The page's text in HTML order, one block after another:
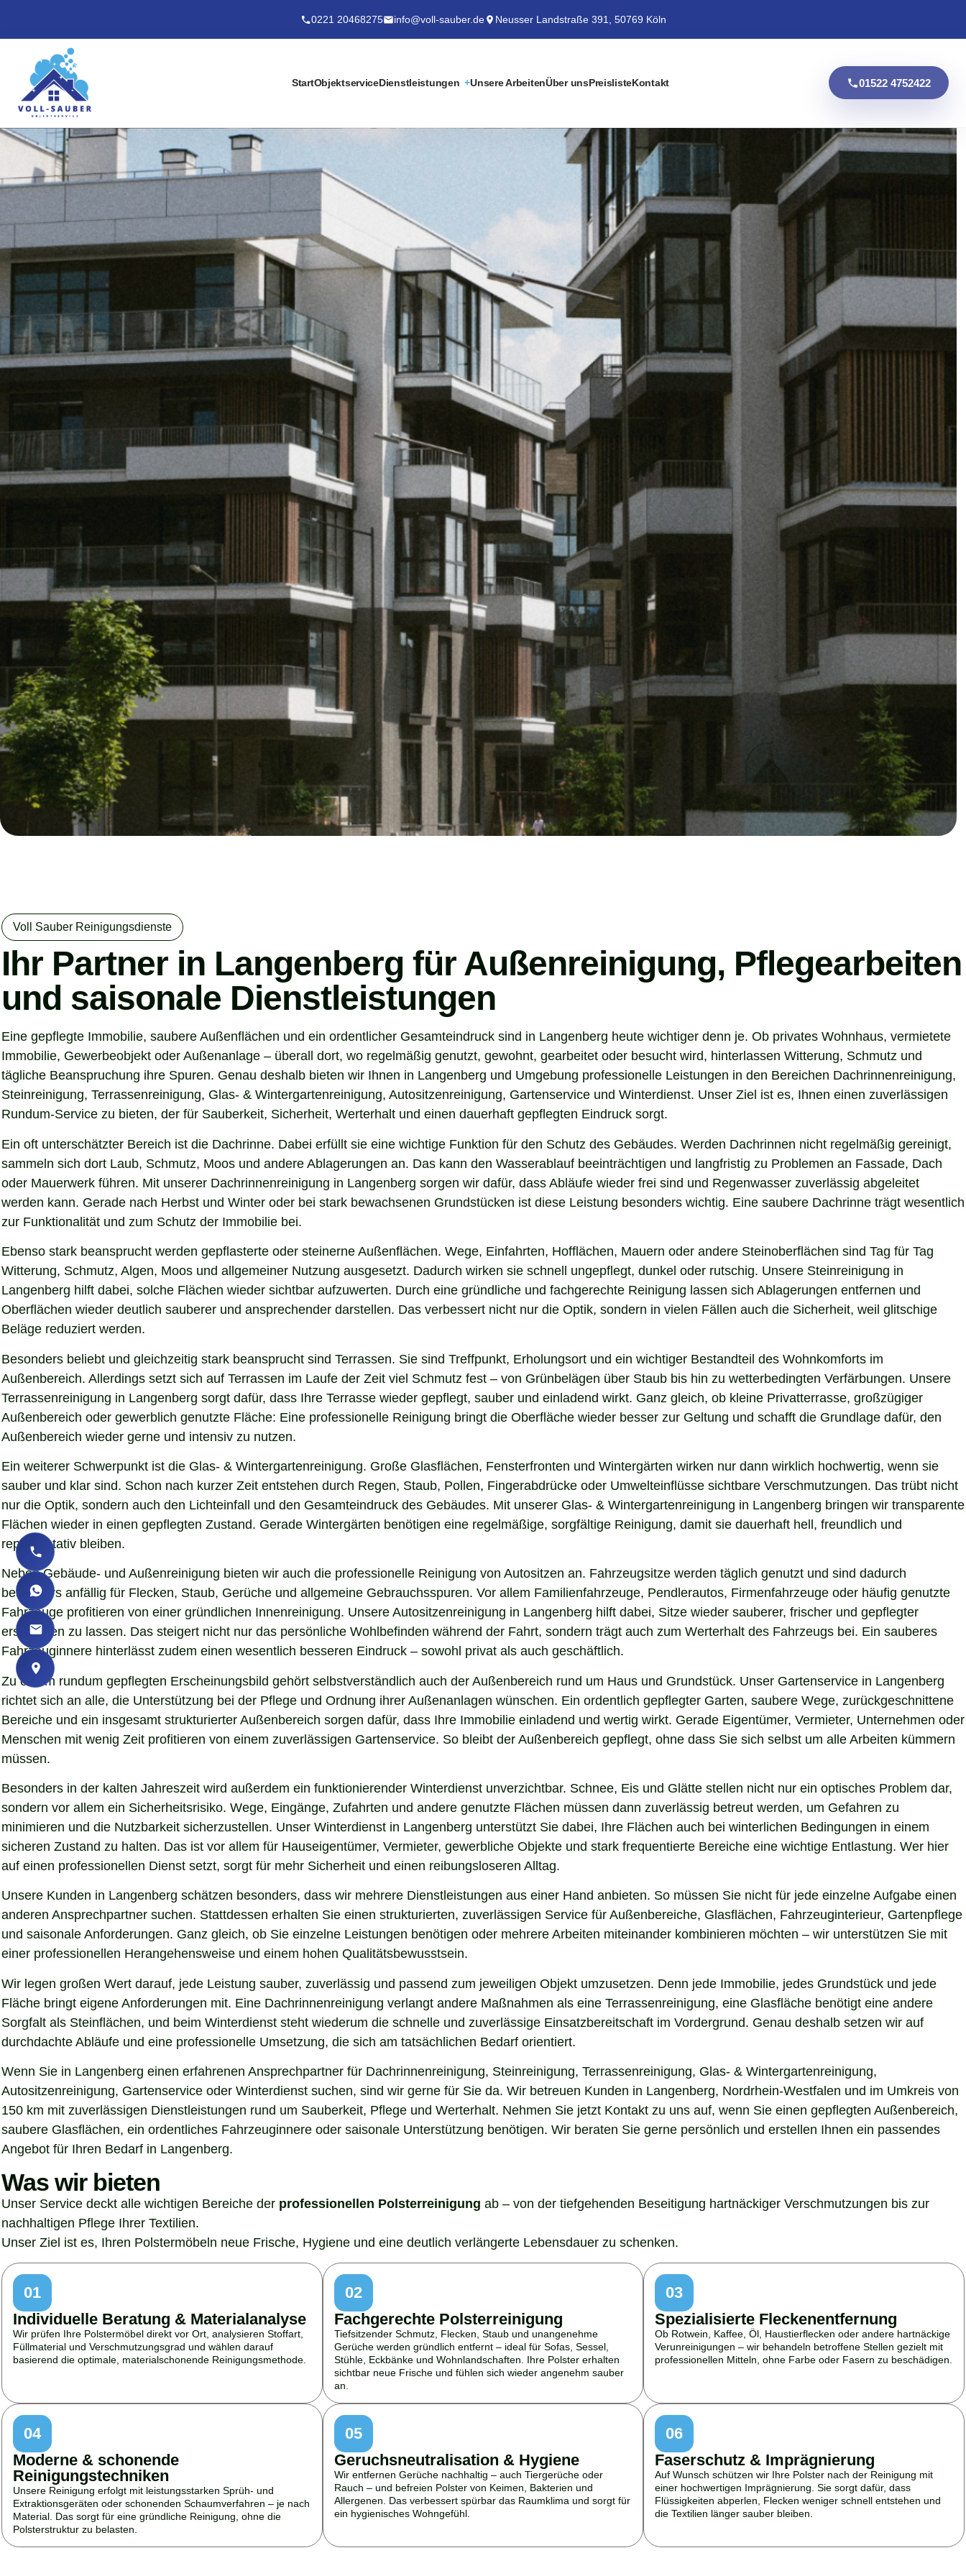
0221 20468275 info@voll-sauber.de Neusser Landstraße 391, 50769 Köln
StartObjektserviceDienstleistungen Unsere ArbeitenÜber unsPreislisteKontakt 01522 4752422
Voll Sauber Reinigungsdienste
Ihr Partner in Langenberg für Außenreinigung, Pflegearbeiten
und saisonale Dienstleistungen
Eine gepflegte Immobilie, saubere Außenflächen und ein ordentlicher Gesamteindruck sind in Langenberg heute wichtiger denn je. Ob privates Wohnhaus, vermietete
Immobilie, Gewerbeobjekt oder Außenanlage – überall dort, wo regelmäßig genutzt, gewohnt, gearbeitet oder besucht wird, hinterlassen Witterung, Schmutz und
tägliche Beanspruchung ihre Spuren. Genau deshalb bieten wir Ihnen in Langenberg und Umgebung professionelle Leistungen in den Bereichen Dachrinnenreinigung,
Steinreinigung, Terrassenreinigung, Glas- & Wintergartenreinigung, Autositzenreinigung, Gartenservice und Winterdienst. Unser Ziel ist es, Ihnen einen zuverlässigen
Rundum-Service zu bieten, der für Sauberkeit, Sicherheit, Werterhalt und einen dauerhaft gepflegten Eindruck sorgt.
Ein oft unterschätzter Bereich ist die Dachrinne. Dabei erfüllt sie eine wichtige Funktion für den Schutz des Gebäudes. Werden Dachrinnen nicht regelmäßig gereinigt,
sammeln sich dort Laub, Schmutz, Moos und andere Ablagerungen an. Das kann den Wasserablauf beeinträchtigen und langfristig zu Problemen an Fassade, Dach
oder Mauerwerk führen. Mit unserer Dachrinnenreinigung in Langenberg sorgen wir dafür, dass Abläufe wieder frei sind und Regenwasser zuverlässig abgeleitet
werden kann. Gerade nach Herbst und Winter oder bei stark bewachsenen Grundstücken ist diese Leistung besonders wichtig. Eine saubere Dachrinne trägt wesentlich
zur Funktionalität und zum Schutz der Immobilie bei.
Ebenso stark beansprucht werden gepflasterte oder steinerne Außenflächen. Wege, Einfahrten, Hofflächen, Mauern oder andere Steinoberflächen sind Tag für Tag
Witterung, Schmutz, Algen, Moos und allgemeiner Nutzung ausgesetzt. Dadurch wirken sie schnell ungepflegt, dunkel oder rutschig. Unsere Steinreinigung in
Langenberg hilft dabei, solche Flächen wieder sichtbar aufzuwerten. Durch eine gründliche und fachgerechte Reinigung lassen sich Ablagerungen entfernen und
Oberflächen wieder deutlich sauberer und ansprechender darstellen. Das verbessert nicht nur die Optik, sondern in vielen Fällen auch die Sicherheit, weil glitschige
Beläge reduziert werden.
Besonders beliebt und gleichzeitig stark beansprucht sind Terrassen. Sie sind Treffpunkt, Erholungsort und ein wichtiger Bestandteil des Wohnkomforts im
Außenbereich. Allerdings setzt sich auf Terrassen im Laufe der Zeit viel Schmutz fest – von Grünbelägen über Staub bis hin zu wetterbedingten Verfärbungen. Unsere
Terrassenreinigung in Langenberg sorgt dafür, dass Ihre Terrasse wieder gepflegt, sauber und einladend wirkt. Ganz gleich, ob kleine Privatterrasse, großzügiger
Außenbereich oder gewerblich genutzte Fläche: Eine professionelle Reinigung bringt die Oberfläche wieder besser zur Geltung und schafft die Grundlage dafür, den
Außenbereich wieder gerne und intensiv zu nutzen.
Ein weiterer Schwerpunkt ist die Glas- & Wintergartenreinigung. Große Glasflächen, Fensterfronten und Wintergärten wirken nur dann wirklich hochwertig, wenn sie
sauber und klar sind. Schon nach kurzer Zeit entstehen durch Regen, Staub, Pollen, Fingerabdrücke oder Umwelteinflüsse sichtbare Verschmutzungen. Das trübt nicht
nur die Optik, sondern auch den Lichteinfall und den Gesamteindruck des Gebäudes. Mit unserer Glas- & Wintergartenreinigung in Langenberg bringen wir transparente
Flächen wieder in einen gepflegten Zustand. Gerade Wintergärten benötigen eine regelmäßige, sorgfältige Reinigung, damit sie dauerhaft hell, freundlich und
repräsentativ bleiben.
Neben Gebäude- und Außenreinigung bieten wir auch die professionelle Reinigung von Autositzen an. Fahrzeugsitze werden täglich genutzt und sind dadurch
besonders anfällig für Flecken, Staub, Gerüche und allgemeine Gebrauchsspuren. Vor allem Familienfahrzeuge, Pendlerautos, Firmenfahrzeuge oder häufig genutzte
Fahrzeuge profitieren von einer gründlichen Innenreinigung. Unsere Autositzenreinigung in Langenberg hilft dabei, Sitze wieder sauberer, frischer und gepflegter
erscheinen zu lassen. Das steigert nicht nur das persönliche Wohlbefinden während der Fahrt, sondern trägt auch zum Werterhalt des Fahrzeugs bei. Ein sauberes
Fahrzeuginnere hinterlässt zudem einen wesentlich besseren Eindruck – sowohl privat als auch geschäftlich.
Zu einem rundum gepflegten Erscheinungsbild gehört selbstverständlich auch der Außenbereich rund um Haus und Grundstück. Unser Gartenservice in Langenberg
richtet sich an alle, die Unterstützung bei der Pflege und Ordnung ihrer Außenanlagen wünschen. Ein ordentlich gepflegter Garten, saubere Wege, zurückgeschnittene
Bereiche und ein insgesamt strukturierter Außenbereich sorgen dafür, dass Ihre Immobilie einladend und wertig wirkt. Gerade Eigentümer, Vermieter, Unternehmen oder
Menschen mit wenig Zeit profitieren von einem zuverlässigen Gartenservice. So bleibt der Außenbereich gepflegt, ohne dass Sie sich selbst um alle Arbeiten kümmern
müssen.
Besonders in der kalten Jahreszeit wird außerdem ein funktionierender Winterdienst unverzichtbar. Schnee, Eis und Glätte stellen nicht nur ein optisches Problem dar,
sondern vor allem ein Sicherheitsrisiko. Wege, Eingänge, Zufahrten und andere genutzte Flächen müssen dann zuverlässig betreut werden, um Gefahren zu
minimieren und die Nutzbarkeit sicherzustellen. Unser Winterdienst in Langenberg unterstützt Sie dabei, Ihre Flächen auch bei winterlichen Bedingungen in einem
sicheren Zustand zu halten. Das ist vor allem für Hauseigentümer, Vermieter, gewerbliche Objekte und stark frequentierte Bereiche eine wichtige Entlastung. Wer hier
auf einen professionellen Dienst setzt, sorgt für mehr Sicherheit und einen reibungsloseren Alltag.
Unsere Kunden in Langenberg schätzen besonders, dass wir mehrere Dienstleistungen aus einer Hand anbieten. So müssen Sie nicht für jede einzelne Aufgabe einen
anderen Ansprechpartner suchen. Stattdessen erhalten Sie einen strukturierten, zuverlässigen Service für Außenbereiche, Glasflächen, Fahrzeuginterieur, Gartenpflege
und saisonale Anforderungen. Ganz gleich, ob Sie einzelne Leistungen benötigen oder mehrere Arbeiten miteinander kombinieren möchten – wir unterstützen Sie mit
einer professionellen Herangehensweise und einem hohen Qualitätsbewusstsein.
Wir legen großen Wert darauf, jede Leistung sauber, zuverlässig und passend zum jeweiligen Objekt umzusetzen. Denn jede Immobilie, jedes Grundstück und jede
Fläche bringt eigene Anforderungen mit. Eine Dachrinnenreinigung verlangt andere Maßnahmen als eine Terrassenreinigung, eine Glasfläche benötigt eine andere
Sorgfalt als Steinflächen, und beim Winterdienst steht wiederum die schnelle und zuverlässige Einsatzbereitschaft im Vordergrund. Genau deshalb setzen wir auf
durchdachte Abläufe und eine professionelle Umsetzung, die sich am tatsächlichen Bedarf orientiert.
Wenn Sie in Langenberg einen erfahrenen Ansprechpartner für Dachrinnenreinigung, Steinreinigung, Terrassenreinigung, Glas- & Wintergartenreinigung,
Autositzenreinigung, Gartenservice oder Winterdienst suchen, sind wir gerne für Sie da. Wir betreuen Kunden in Langenberg, Nordrhein-Westfalen und im Umkreis von
150 km mit zuverlässigen Dienstleistungen rund um Sauberkeit, Pflege und Werterhalt. Nehmen Sie jetzt Kontakt zu uns auf, wenn Sie einen gepflegten Außenbereich,
saubere Glasflächen, ein ordentliches Fahrzeuginnere oder saisonale Unterstützung benötigen. Wir beraten Sie gerne persönlich und erstellen Ihnen ein passendes
Angebot für Ihren Bedarf in Langenberg.
Was wir bieten
Unser Service deckt alle wichtigen Bereiche der professionellen Polsterreinigung ab – von der tiefgehenden Beseitigung hartnäckiger Verschmutzungen bis zur
nachhaltigen Pflege Ihrer Textilien.
Unser Ziel ist es, Ihren Polstermöbeln neue Frische, Hygiene und eine deutlich verlängerte Lebensdauer zu schenken.
01
Individuelle Beratung & Materialanalyse
Wir prüfen Ihre Polstermöbel direkt vor Ort, analysieren Stoffart,
Füllmaterial und Verschmutzungsgrad und wählen darauf
basierend die optimale, materialschonende Reinigungsmethode.
02
Fachgerechte Polsterreinigung
Tiefsitzender Schmutz, Flecken, Staub und unangenehme
Gerüche werden gründlich entfernt – ideal für Sofas, Sessel,
Stühle, Eckbänke und Wohnlandschaften. Ihre Polster erhalten
sichtbar neue Frische und fühlen sich wieder angenehm sauber
an.
03
Spezialisierte Fleckenentfernung
Ob Rotwein, Kaffee, Öl, Haustierflecken oder andere hartnäckige
Verunreinigungen – wir behandeln betroffene Stellen gezielt mit
professionellen Mitteln, ohne Farbe oder Fasern zu beschädigen.
04
Moderne & schonende
Reinigungstechniken
Unsere Reinigung erfolgt mit leistungsstarken Sprüh- und
Extraktionsgeräten oder schonenden Schaumverfahren – je nach
Material. Das sorgt für eine gründliche Reinigung, ohne die
Polsterstruktur zu belasten.
05
Geruchsneutralisation & Hygiene
Wir entfernen Gerüche nachhaltig – auch Tiergerüche oder
Rauch – und befreien Polster von Keimen, Bakterien und
Allergenen. Das verbessert spürbar das Raumklima und sorgt für
ein hygienisches Wohngefühl.
06
Faserschutz & Imprägnierung
Auf Wunsch schützen wir Ihre Polster nach der Reinigung mit
einer hochwertigen Imprägnierung. Sie sorgt dafür, dass
Flüssigkeiten abperlen, Flecken weniger schnell entstehen und
die Textilien länger sauber bleiben.